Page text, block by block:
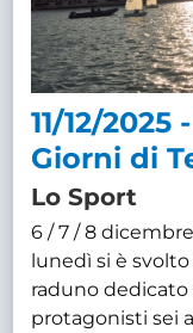
11/12/
Giorni di
Lo Sport
6 / 7 / 8
lunedì si è
raduno dedicato
protagonisti sei